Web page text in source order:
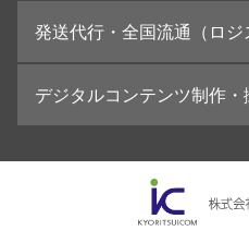
学校・会社案内パンフレット制作・
高精細印刷（スブリマ印刷）
社内報
名刺
一般印刷 （オンデマンド・オフセッ
ユニバーサル・コミュニケーション
ブランディング戦略
コンテンツ制作
採用プロモーション
発送代行・全国流通（ロジ
デジタルコンテンツ制作
イラスト・キャラクター制作
ロゴデザイン・CI設計